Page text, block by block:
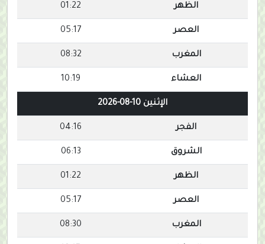
الظهر 01:22
العصر 05:17
المغرب 08:32
العشاء 10:19
الإثنين 10-08-2026
الفجر 04:16
الشروق 06:13
الظهر 01:22
العصر 05:17
المغرب 08:30